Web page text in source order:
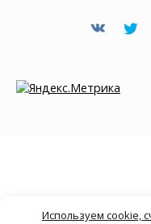
Используем cookie,